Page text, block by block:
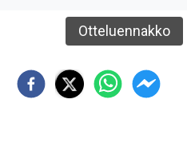
Otteluennakko